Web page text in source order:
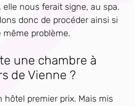
nous ferait signe, au spa.
donc de procéder ainsi si
problème.
une chambre à
de Vienne ?
hôtel premier prix. Mais mis